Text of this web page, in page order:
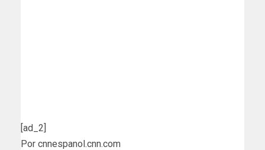
[ad_2]
Por cnnespanol.cnn.com